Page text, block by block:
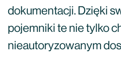
dokumentacji. Dzięki
pojemniki te nie tylko
nieautoryzowanym